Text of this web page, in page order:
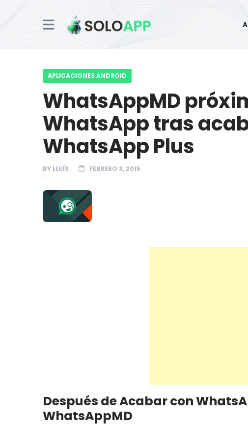
APLICACIONES ANDROID
WhatsAppMD
WhatsApp tras
WhatsApp Plus
BY LLUÍS FEBRERO 3, 2015
Después de Acabar con
WhatsAppMD